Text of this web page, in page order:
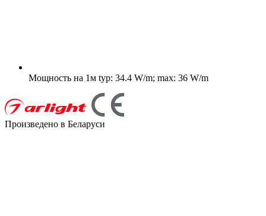
Мощность на 1м typ: 34.4 W/m; max: 36 W/m
Произведено в Беларуси